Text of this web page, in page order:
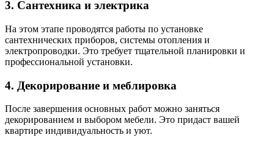
3. Сантехника и электрика
На этом этапе проводятся работы по установке
сантехнических приборов, системы отопления и
электропроводки. Это требует тщательной планировки и
профессиональной установки.
4. Декорирование и меблировка
После завершения основных работ можно заняться
декорированием и выбором мебели. Это придаст вашей
квартире индивидуальность и уют.